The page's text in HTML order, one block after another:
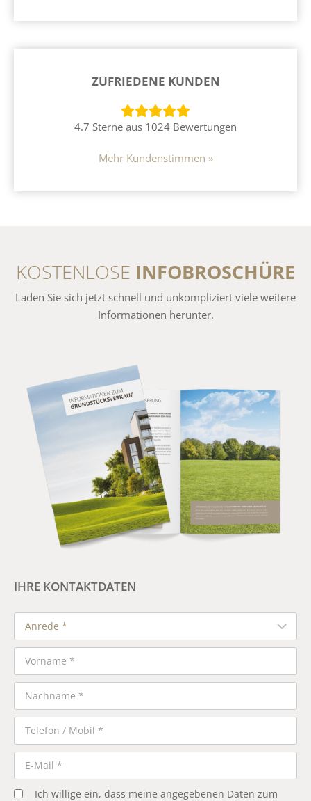
ZUFRIEDENE KUNDEN
4.7 Sterne aus 1024 Bewertungen
Mehr Kundenstimmen »
KOSTENLOSE INFOBROSCHÜRE
Laden Sie sich jetzt schnell und unkompliziert viele weitere
Informationen herunter.
IHRE KONTAKTDATEN
Ich willige ein, dass meine angegebenen Daten zum